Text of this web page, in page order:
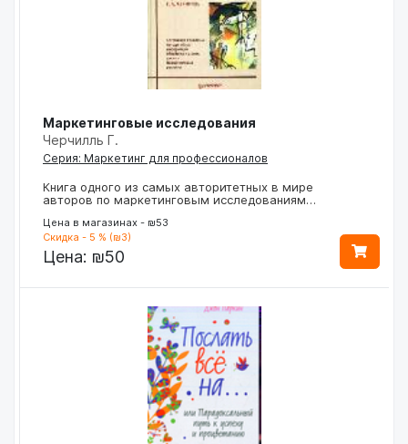
Маркетинговые исследования
Черчилль Г.
Серия: Маркетинг для профессионалов
Книга одного из самых авторитетных в мире
авторов по маркетинговым исследованиям…
Цена в магазинах - ₪53
Скидка - 5 % (₪3)
Цена: ₪50